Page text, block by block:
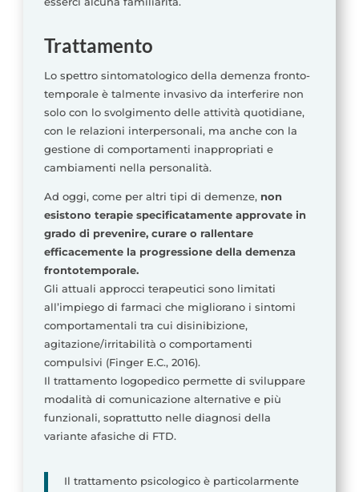
Trattamento
Lo spettro sintomatologico della demenza fronto-
temporale è talmente invasivo da interferire non
solo con lo svolgimento delle attività quotidiane,
con le relazioni interpersonali, ma anche con la
gestione di comportamenti inappropriati e
cambiamenti nella personalità.
Ad oggi, come per altri tipi di demenze, non
esistono terapie specificatamente approvate in
grado di prevenire, curare o rallentare
efficacemente la progressione della demenza
frontotemporale.
Gli attuali approcci terapeutici sono limitati
all’impiego di farmaci che migliorano i sintomi
comportamentali tra cui disinibizione,
agitazione/irritabilità o comportamenti
compulsivi (Finger E.C., 2016).
Il trattamento logopedico permette di sviluppare
modalità di comunicazione alternative e più
funzionali, soprattutto nelle diagnosi della
variante afasiche di FTD.
Il trattamento psicologico è particolarmente